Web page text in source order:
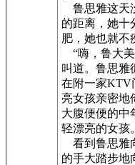
鲁思雅这天
的距离，她十
肥，她也就不
“嗨，鲁大
叫道。鲁思雅
在附一家KTV
亮女孩亲密地
大腹便便的中
轻漂亮的女孩。
看到鲁思雅
的手大踏步地